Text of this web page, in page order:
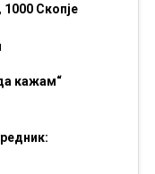
Скопје
кажам“